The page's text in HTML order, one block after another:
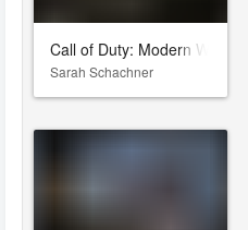
Call of Duty: Modern Warfare
Sarah Schachner